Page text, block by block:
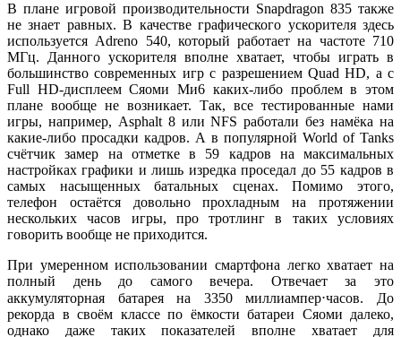
В плане игровой производительности Snapdragon 835 также
не знает равных. В качестве графического ускорителя здесь
используется Adreno 540, который работает на частоте 710
МГц. Данного ускорителя вполне хватает, чтобы играть в
большинство современных игр с разрешением Quad HD, а с
Full HD-дисплеем Сяоми Ми6 каких-либо проблем в этом
плане вообще не возникает. Так, все тестированные нами
игры, например, Asphalt 8 или NFS работали без намёка на
какие-либо просадки кадров. А в популярной World of Tanks
счётчик замер на отметке в 59 кадров на максимальных
настройках графики и лишь изредка проседал до 55 кадров в
самых насыщенных батальных сценах. Помимо этого,
телефон остаётся довольно прохладным на протяжении
нескольких часов игры, про тротлинг в таких условиях
говорить вообще не приходится.
При умеренном использовании смартфона легко хватает на
полный день до самого вечера. Отвечает за это
аккумуляторная батарея на 3350 миллиампер⋅часов. До
рекорда в своём классе по ёмкости батареи Сяоми далеко,
однако даже таких показателей вполне хватает для